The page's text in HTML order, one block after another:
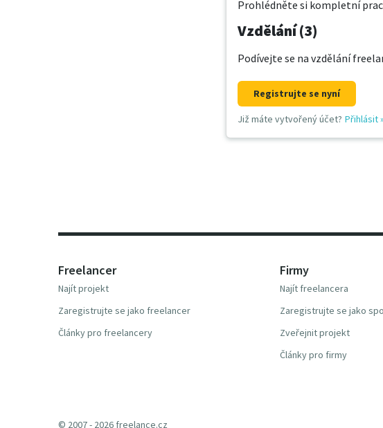
Prohlédněte si kompletní
Vzdělání (3)
Podívejte se na vzdělání
Registrujte se nyní
Již máte vytvořený účet? Přihlásit»
Freelancer
Najít projekt
Zaregistrujte se jako freelancer
Články pro freelancery
Firmy
Najít freelancera
Zaregistrujte se jako
Zveřejnit projekt
Články pro firmy
© 2007 - 2026 freelance.cz